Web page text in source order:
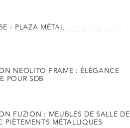
- PLAZA MÉTAL
NEOLITO FRAME : ÉLÉGANCE
POUR SDB
FUZION : MEUBLES DE SALLE DE
PIÈTEMENTS MÉTALLIQUES